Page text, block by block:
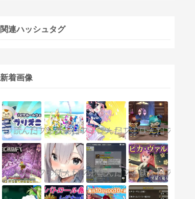
関連ハッシュタグ
新着画像